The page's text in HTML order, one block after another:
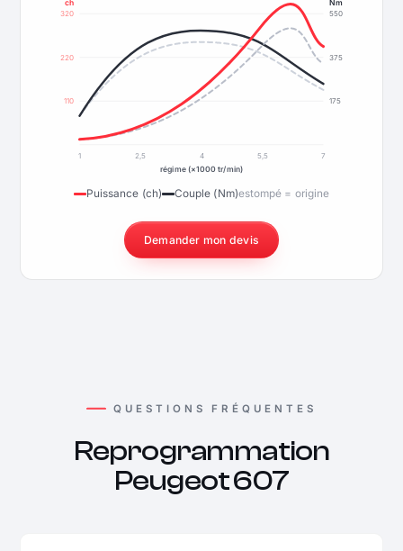
110
220
320
175
375
550
ch Nm
1 2,5 4 5,5
7
régime (×1000 tr/min)
Puissance (ch) Couple (Nm)estompé = origine
Demander mon devis
QUESTIONS FRÉQUENTES
Reprogrammation
Peugeot 607